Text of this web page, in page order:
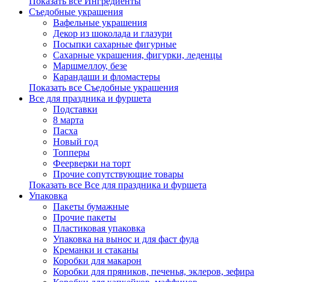
Съедобные украшения
Вафельные украшения
Декор из шоколада и глазури
Посыпки сахарные фигурные
Сахарные украшения, фигурки, леденцы
Маршмеллоу, безе
Карандаши и фломастеры
Показать все Съедобные украшения
Все для праздника и фуршета
Подставки
8 марта
Пасха
Новый год
Топперы
Феерверки на торт
Прочие сопутствующие товары
Показать все Все для праздника и фуршета
Упаковка
Пакеты бумажные
Прочие пакеты
Пластиковая упаковка
Упаковка на вынос и для фаст фуда
Креманки и стаканы
Коробки для макарон
Коробки для пряников, печенья, эклеров, зефира